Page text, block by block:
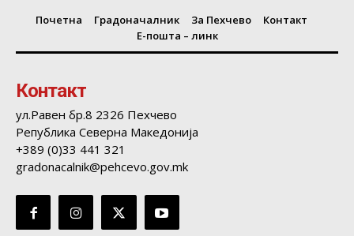
Почетна Градоначалник За Пехчево
Контакт
Е-пошта – линк
Контакт
ул.Равен бр.8 2326 Пехчево
Република Северна Македонија
+389 (0)33 441 321
gradonacalnik@pehcevo.gov.mk